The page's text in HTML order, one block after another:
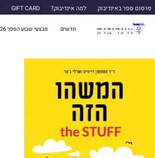
פרסום ספר באינדיבוק למה אינדיבוק? GIFT CARD
חדשים מבצעי שבוע הספר 2026